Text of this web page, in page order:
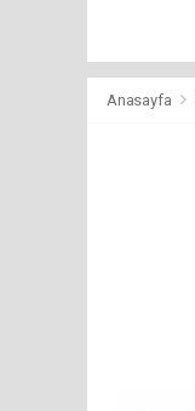
Anasayfa